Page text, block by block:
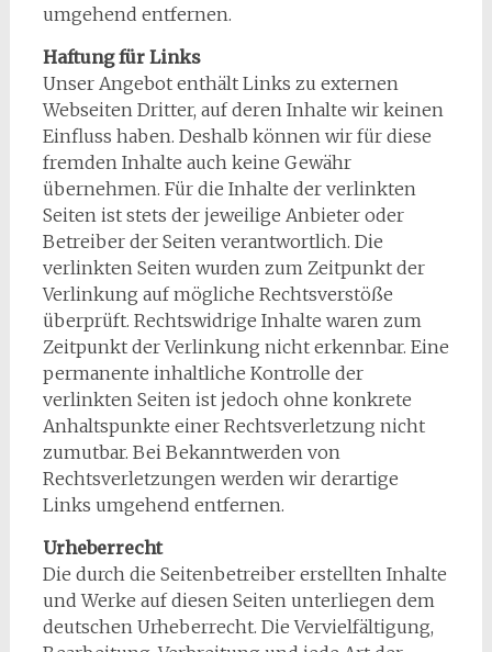
umgehend entfernen.
Haftung für Links
Unser Angebot enthält Links zu externen
Webseiten Dritter, auf deren Inhalte wir keinen
Einfluss haben. Deshalb können wir für diese
fremden Inhalte auch keine Gewähr
übernehmen. Für die Inhalte der verlinkten
Seiten ist stets der jeweilige Anbieter oder
Betreiber der Seiten verantwortlich. Die
verlinkten Seiten wurden zum Zeitpunkt der
Verlinkung auf mögliche Rechtsverstöße
überprüft. Rechtswidrige Inhalte waren zum
Zeitpunkt der Verlinkung nicht erkennbar. Eine
permanente inhaltliche Kontrolle der
verlinkten Seiten ist jedoch ohne konkrete
Anhaltspunkte einer Rechtsverletzung nicht
zumutbar. Bei Bekanntwerden von
Rechtsverletzungen werden wir derartige
Links umgehend entfernen.
Urheberrecht
Die durch die Seitenbetreiber erstellten Inhalte
und Werke auf diesen Seiten unterliegen dem
deutschen Urheberrecht. Die Vervielfältigung,